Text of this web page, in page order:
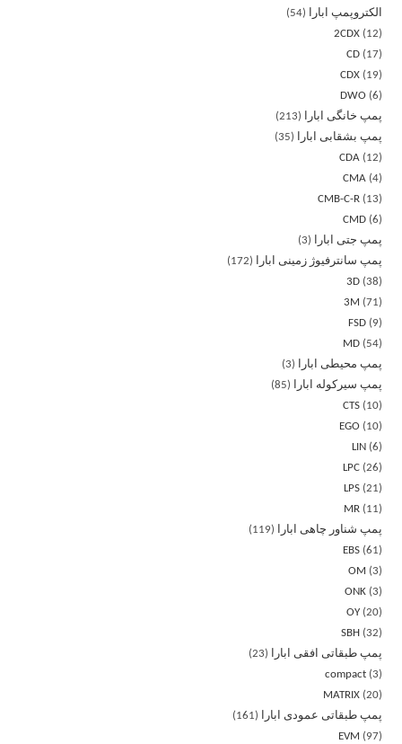
الکتروپمپ ابارا
54
2CDX
12
CD
17
CDX
19
DWO
6
پمپ خانگی ابارا
213
پمپ بشقابی ابارا
35
CDA
12
CMA 4
CMB-C-R
13
CMD 6
پمپ جتی ابارا
3
پمپ سانترفیوژ زمینی ابارا
172
3D 38
3M
71
FSD
9
MD
54
پمپ محیطی ابارا
3
پمپ سیرکوله ابارا
85
CTS
10
EGO
10
LIN
6
LPC 26
LPS 21
MR
11
پمپ شناور چاهی ابارا
119
EBS 61
OM
3
ONK 3
OY 20
SBH
32
پمپ طبقاتی افقی ابارا
23
compact 3
MATRIX 20
پمپ طبقاتی عمودی ابارا
161
EVM
97